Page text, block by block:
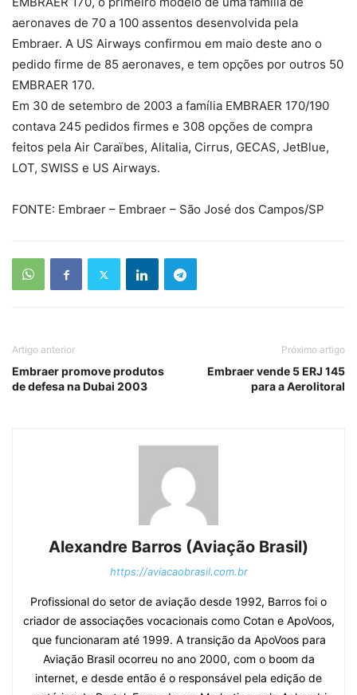
aeronaves de 70 a 100 assentos desenvolvida pela
Embraer. A US Airways confirmou em maio deste ano o
pedido firme de 85 aeronaves, e tem opções por outros 50
EMBRAER 170.
Em 30 de setembro de 2003 a família EMBRAER 170/190
contava 245 pedidos firmes e 308 opções de compra
feitos pela Air Caraïbes, Alitalia, Cirrus, GECAS, JetBlue,
LOT, SWISS e US Airways.
FONTE: Embraer – Embraer – São José dos Campos/SP
Artigo anterior
Embraer promove produtos
de defesa na Dubai 2003
Próximo artigo
Embraer vende 5 ERJ 145
para a Aerolitoral
Alexandre Barros (Aviação Brasil)
https://aviacaobrasil.com.br
Profissional do setor de aviação desde 1992, Barros foi o
criador de associações vocacionais como Cotan e ApoVoos,
que funcionaram até 1999. A transição da ApoVoos para
Aviação Brasil ocorreu no ano 2000, com o boom da
internet, e desde então é o responsável pela edição de